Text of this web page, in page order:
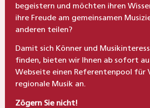
begeistern und möchten ihren
ihre Freude am gemeinsamen
anderen teilen?
Damit sich Könner und
finden, bieten wir Ihnen ab sofort
Webseite einen Referentenpool für
regionale Musik an.
Zögern Sie nicht!